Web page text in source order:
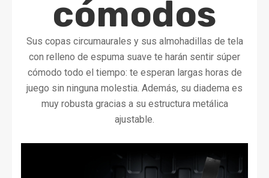
cómodos
Sus copas circumaurales y sus almohadillas de tela
con relleno de espuma suave te harán sentir súper
cómodo todo el tiempo: te esperan largas horas de
juego sin ninguna molestia. Además, su diadema es
muy robusta gracias a su estructura metálica
ajustable.